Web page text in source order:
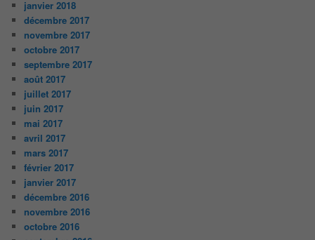
janvier 2018
décembre 2017
novembre 2017
octobre 2017
septembre 2017
août 2017
juillet 2017
juin 2017
mai 2017
avril 2017
mars 2017
février 2017
janvier 2017
décembre 2016
novembre 2016
octobre 2016